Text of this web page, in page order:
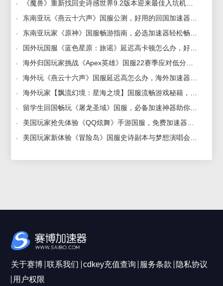
关于赛博 联系我们 cdkey充值查询 服务条款
隐私协议
用户权限